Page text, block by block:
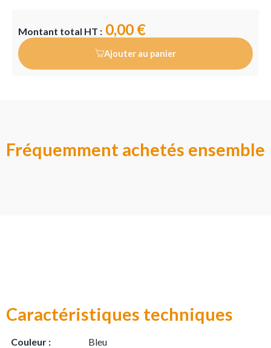
Montant total HT : 0,00 €
Ajouter au panier
Fréquemment achetés ensemble
Caractéristiques techniques
Couleur : Bleu